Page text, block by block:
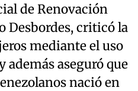
de Renovación
Desbordes, criticó la
mediante el uso
además aseguró que
nació en